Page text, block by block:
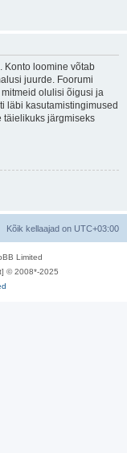
Konto loomine võtab
juurde. Foorumi
olulisi õigusi ja
läbi kasutamistingimused
täielikuks järgmiseks
Kõik kellaajad on UTC+03:00
Limited
© 2008*-2025